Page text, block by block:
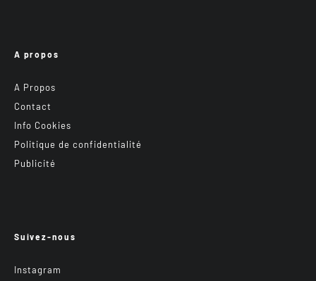
A propos
A Propos
Contact
Info Cookies
Politique de confidentialité
Publicité
Suivez-nous
Instagram